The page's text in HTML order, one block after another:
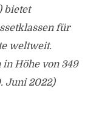
bietet
für
weltweit.
Höhe von 349
Juni 2022)